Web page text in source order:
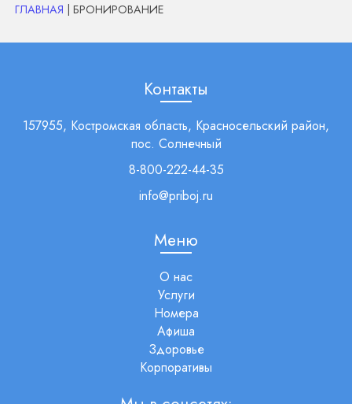
ГЛАВНАЯ | БРОНИРОВАНИЕ
Контакты
157955, Костромская область, Красносельский район,
пос. Солнечный
8-800-222-44-35
info@priboj.ru
Меню
О нас
Услуги
Номера
Афиша
Здоровье
Корпоративы